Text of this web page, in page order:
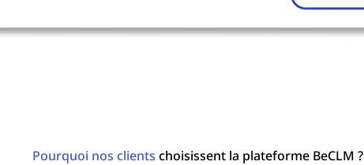
Pourquoi nos clients choisissent la plateforme BeCLM ?